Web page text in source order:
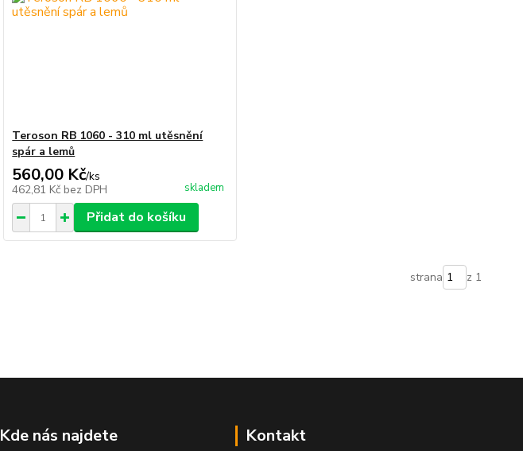
Teroson RB 1060 - 310 ml utěsnění
spár a lemů
560,00 Kč/ks
462,81 Kč bez DPH skladem
Přidat do košíku
strana z 1
Kde nás najdete Kontakt